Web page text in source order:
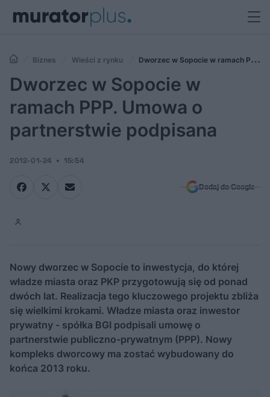
Biznes Wieści z rynku
Dworzec w Sopocie w ramach PPP.
Umowa o partnerstwie podpisana
Dworzec w Sopocie w
ramach PPP. Umowa o
partnerstwie podpisana
2012-01-24 15:54
Dodaj do Google
Nowy dworzec w Sopocie to inwestycja, do której
władze miasta oraz PKP przygotowują się od ponad
dwóch lat. Realizacja tego kluczowego projektu zbliża
się wielkimi krokami. Władze miasta oraz inwestor
prywatny - spółka BGI podpisali umowę o
partnerstwie publiczno-prywatnym (PPP). Nowy
kompleks dworcowy ma zostać wybudowany do
końca 2013 roku.